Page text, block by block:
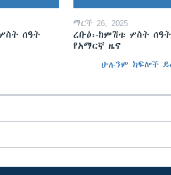
ሰዓት
ማርች 26, 2025
ረቡዕ፡-ከምሽቱ ሦስት ሰዓት
የአማርኛ ዜና
ሁሉንም ክፍሎች